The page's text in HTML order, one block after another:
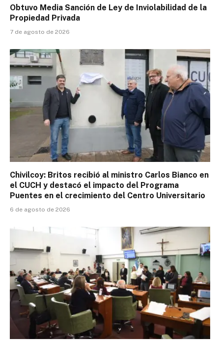
Obtuvo Media Sanción de Ley de Inviolabilidad de la
Propiedad Privada
7 de agosto de 2026
Chivilcoy: Britos recibió al ministro Carlos Bianco en
el CUCH y destacó el impacto del Programa
Puentes en el crecimiento del Centro Universitario
6 de agosto de 2026